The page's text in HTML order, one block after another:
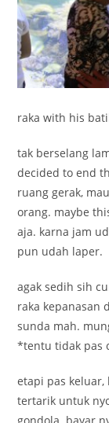
raka with his
tak berselang
decided to end
ruang gerak,
orang. maybe
aja. karna jam
pun udah laper.
agak sedih sih
raka kepanasan
sunda mah.
*tentu tidak pas
etapi pas
tertarik untuk